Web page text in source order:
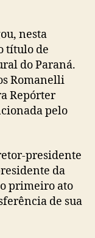
nesta
título de
do Paraná.
Romanelli
Repórter
pelo
presidente
da
primeiro ato
de sua